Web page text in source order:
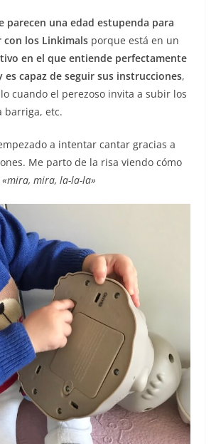
parecen una edad estupenda para
con los Linkimals porque está en un
en el que entiende perfectamente
es capaz de seguir sus instrucciones,
cuando el perezoso invita a subir los
barriga, etc.
a intentar cantar gracias a
Me parto de la risa viendo cómo
«mira, mira, la-la-la»